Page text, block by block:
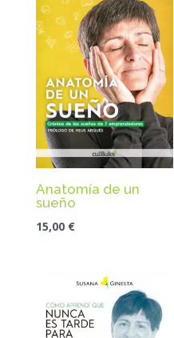
Anatomía de un
sueño
15,00 €